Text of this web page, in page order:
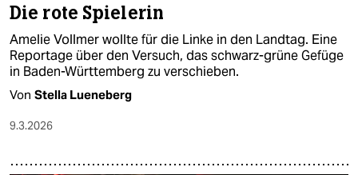
Die rote Spielerin
Amelie Vollmer wollte für die Linke in den Landtag. Eine
Reportage über den Versuch, das schwarz-grüne Gefüge
in Baden-Württemberg zu verschieben.
Von Stella Lueneberg
9.3.2026